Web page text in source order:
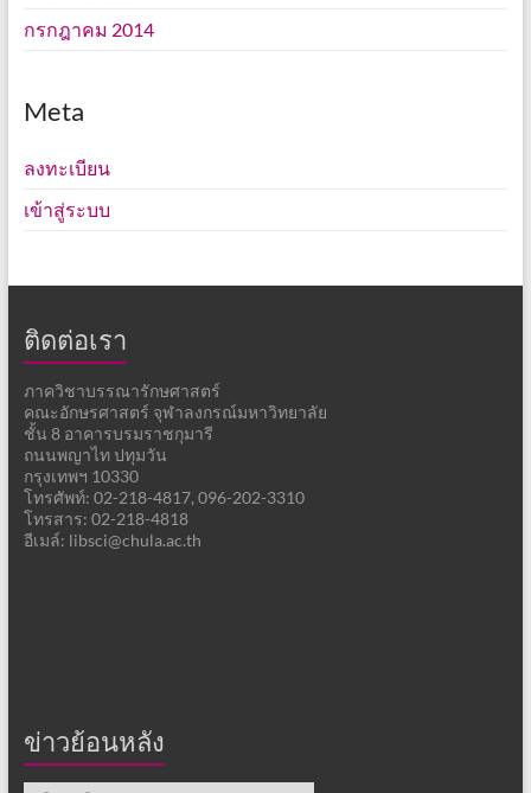
กรกฎาคม 2014
Meta
ลงทะเบียน
เข้าสู่ระบบ
ติดต่อเรา
ภาควิชาบรรณารักษศาสตร์
คณะอักษรศาสตร์ จุฬาลงกรณ์มหาวิทยาลัย
ชั้น 8 อาคารบรมราชกุมารี
ถนนพญาไท ปทุมวัน
กรุงเทพฯ 10330
โทรศัพท์: 02-218-4817, 096-202-3310
โทรสาร: 02-218-4818
อีเมล์: libsci@chula.ac.th
ข่าวย้อนหลัง